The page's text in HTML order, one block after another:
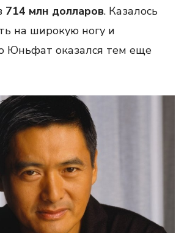
714 млн долларов. Казалось
на широкую ногу и
Юньфат оказался тем еще